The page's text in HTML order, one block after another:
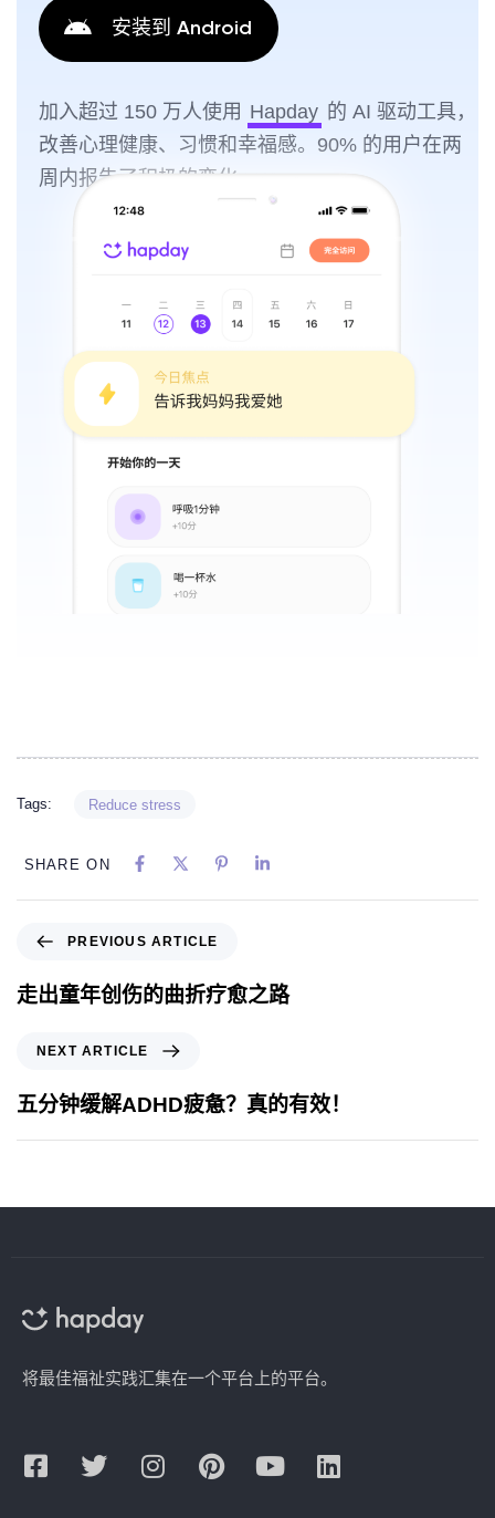
安装到 Android
加入超过 150 万人使用 Hapday 的 AI 驱动工具，
改善心理健康、习惯和幸福感。90% 的用户在两
周内报告了积极的变化。
Tags: Reduce stress
SHARE ON
PREVIOUS ARTICLE
走出童年创伤的曲折疗愈之路
NEXT ARTICLE
五分钟缓解ADHD疲惫？真的有效！
将最佳福祉实践汇集在一个平台上的平台。